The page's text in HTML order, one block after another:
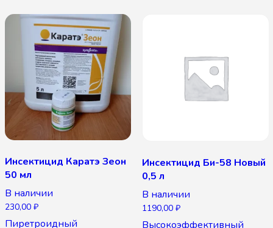
Инсектицид Каратэ Зеон
50 мл
В наличии
230,00 ₽
Пиретроидный
Инсектицид Би-58 Новый
0,5 л
В наличии
1190,00 ₽
Высокоэффективный